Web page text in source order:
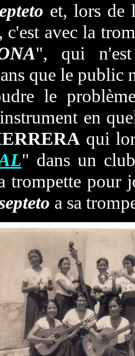
et, lors de
c'est avec la
", qui
que le public
le
en
qui
" dans un
trompette pour
a sa